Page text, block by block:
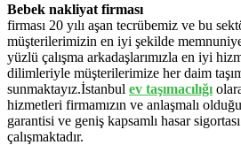
Bebek nakliyat firması
firması 20 yılı aşan tecrübemiz ve bu
müşterilerimizin en iyi şekilde
yüzlü çalışma arkadaşlarımızla en iyi
dilimleriyle müşterilerimize her daim
sunmaktayız.İstanbul ev taşımacılığı
hizmetleri firmamızın ve anlaşmalı
garantisi ve geniş kapsamlı hasar
çalışmaktadır.